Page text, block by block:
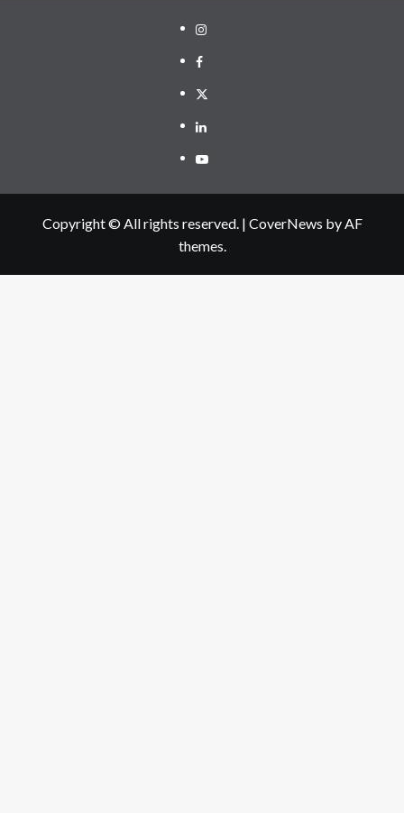
Instagram
Facebook
Twitter
Linkedin
Youtube
Copyright © All rights reserved. | CoverNews by AF
themes.